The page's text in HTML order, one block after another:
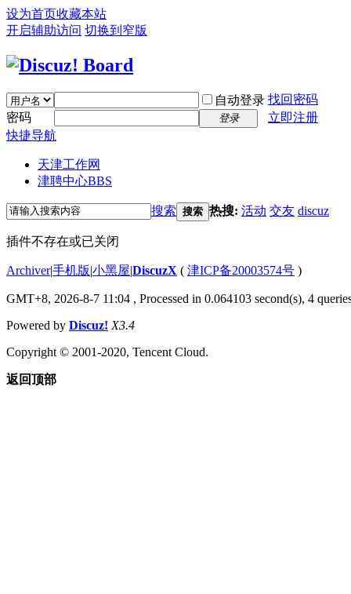
设为首页收藏本站
开启辅助访问 切换到窄版
自动登录 找回密码
密码
登录
立即注册
快捷导航
天津工作网
津聘中心BBS
搜索 搜索 热搜: 活动 交友 discuz
插件不存在或已关闭
Archiver|手机版|小黑屋|DiscuzX ( 津ICP备20003574号 )
GMT+8, 2026-8-7 11:04 , Processed in 0.064103 second(s), 4
Powered by Discuz! X3.4
Copyright © 2001-2020, Tencent Cloud.
返回顶部